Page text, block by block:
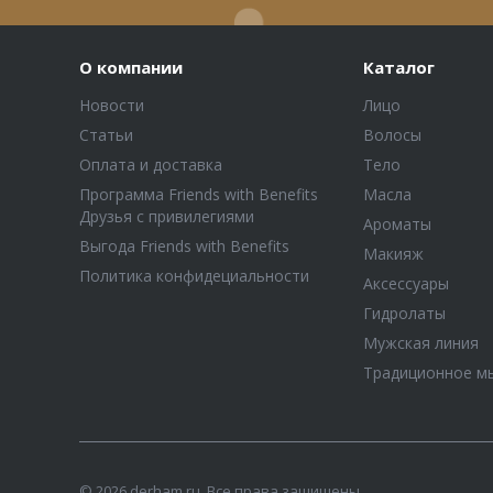
О компании
Новости
Статьи
Оплата и доставка
Программа Friends with Benefits
Друзья с привилегиями
Выгода Friends with Benefits
Политика конфидециальности
Каталог
Лицо
Волосы
Тело
Масла
Ароматы
Макияж
Аксессуары
Гидролаты
Мужская линия
Традиционное